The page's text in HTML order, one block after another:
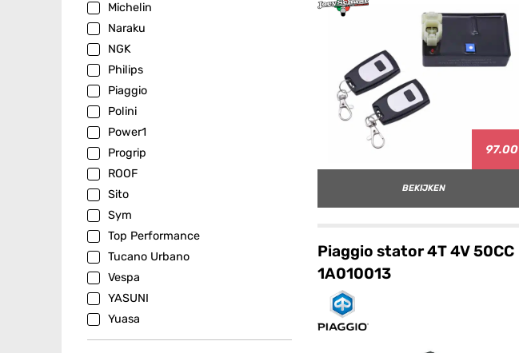
Michelin
Naraku
NGK
Philips
Piaggio
Polini
Power1
Progrip
ROOF
Sito
Sym
Top Performance
Tucano Urbano
Vespa
YASUNI
Yuasa
97.00
BEKIJKEN
Piaggio stator 4T 4V 50CC
1A010013